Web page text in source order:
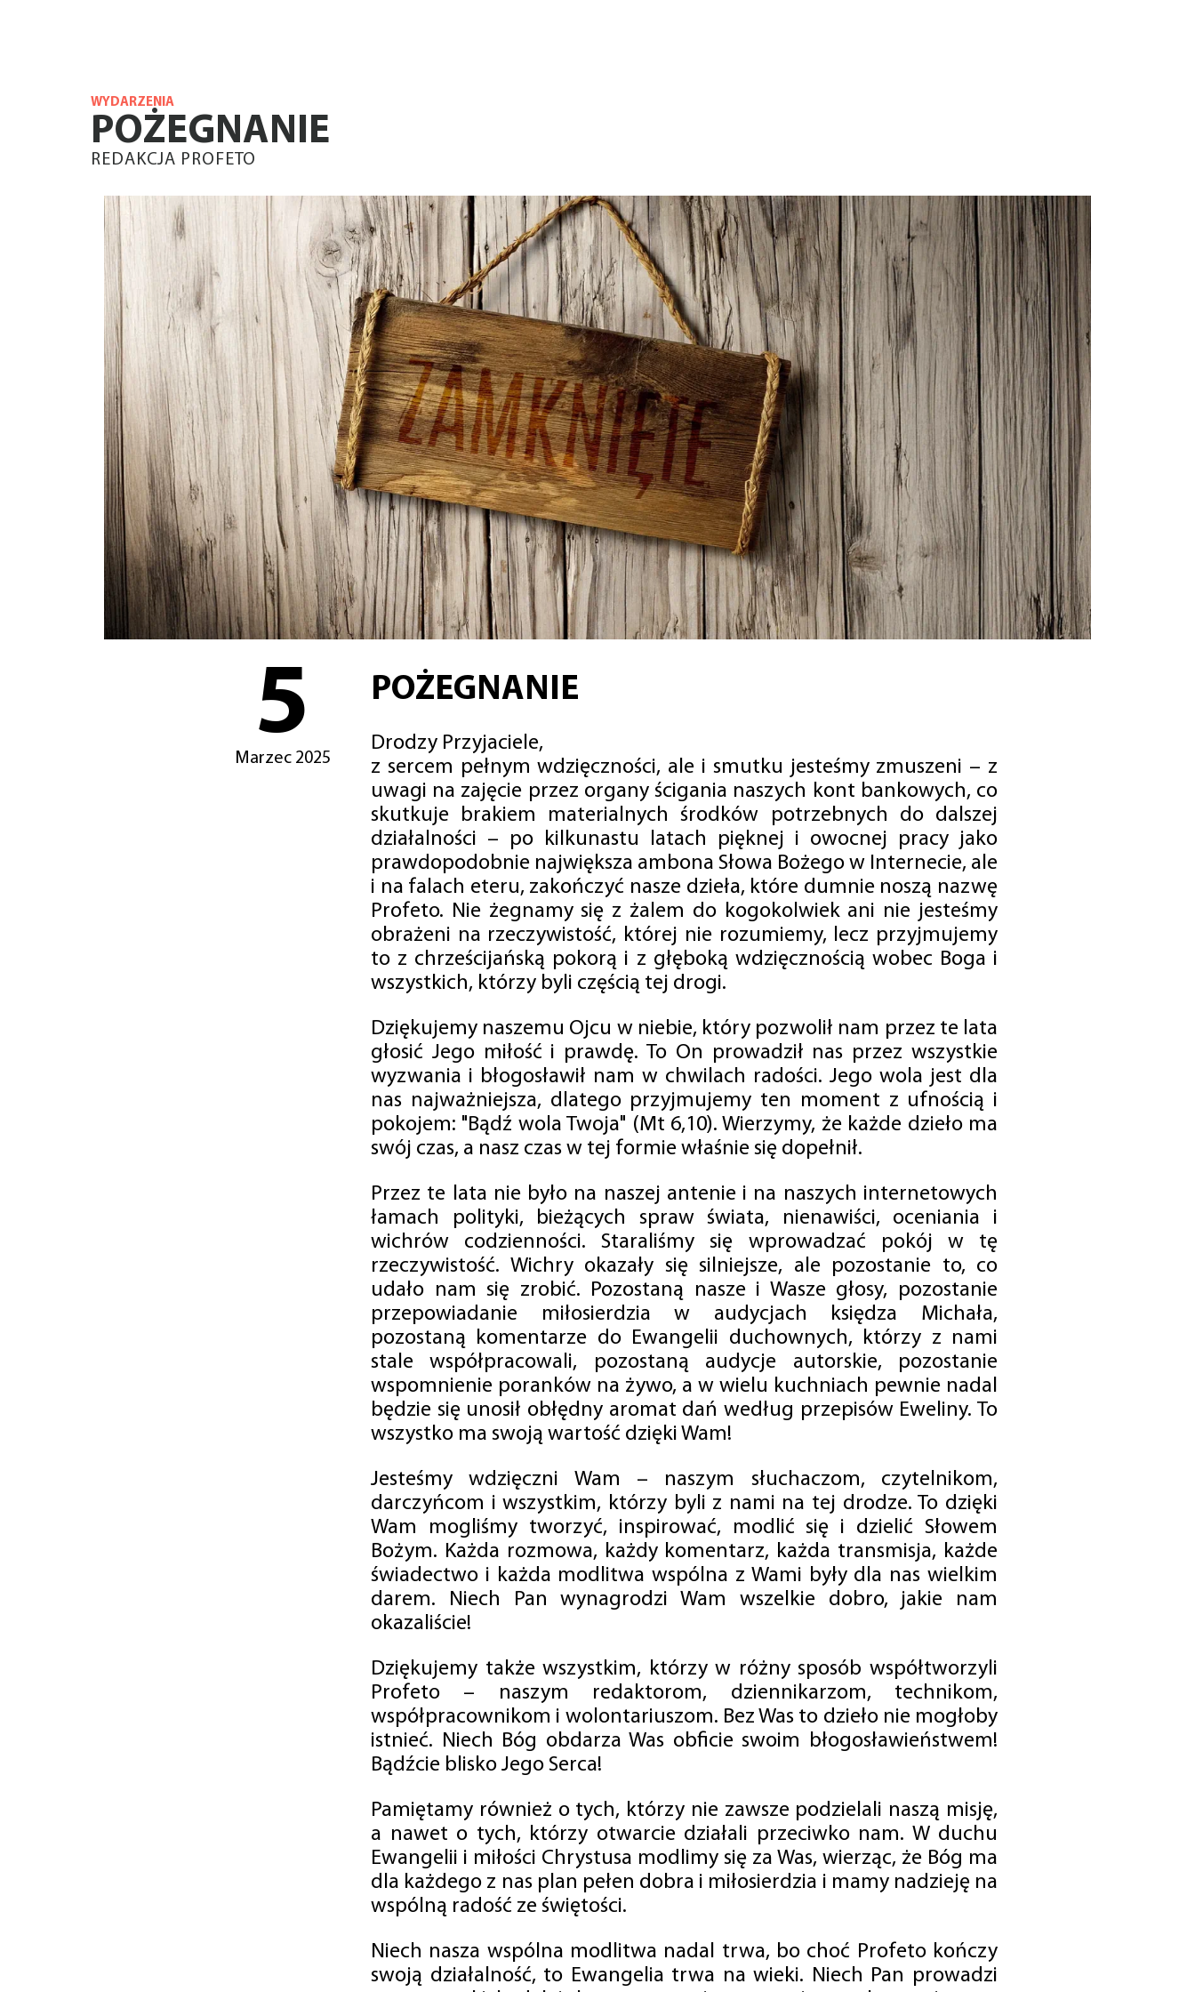
WYDARZENIA
POŻEGNANIE
REDAKCJA PROFETO
5
Marzec 2025
POŻEGNANIE
Drodzy Przyjaciele,
z sercem pełnym wdzięczności, ale i smutku jesteśmy zmuszeni – z
uwagi na zajęcie przez organy ścigania naszych kont bankowych, co
skutkuje brakiem materialnych środków potrzebnych do dalszej
działalności – po kilkunastu latach pięknej i owocnej pracy jako
prawdopodobnie największa ambona Słowa Bożego w Internecie, ale
i na falach eteru, zakończyć nasze dzieła, które dumnie noszą nazwę
Profeto. Nie żegnamy się z żalem do kogokolwiek ani nie jesteśmy
obrażeni na rzeczywistość, której nie rozumiemy, lecz przyjmujemy
to z chrześcijańską pokorą i z głęboką wdzięcznością wobec Boga i
wszystkich, którzy byli częścią tej drogi.
Dziękujemy naszemu Ojcu w niebie, który pozwolił nam przez te lata
głosić Jego miłość i prawdę. To On prowadził nas przez wszystkie
wyzwania i błogosławił nam w chwilach radości. Jego wola jest dla
nas najważniejsza, dlatego przyjmujemy ten moment z ufnością i
pokojem: "Bądź wola Twoja" (Mt 6,10). Wierzymy, że każde dzieło ma
swój czas, a nasz czas w tej formie właśnie się dopełnił.
Przez te lata nie było na naszej antenie i na naszych internetowych
łamach polityki, bieżących spraw świata, nienawiści, oceniania i
wichrów codzienności. Staraliśmy się wprowadzać pokój w tę
rzeczywistość. Wichry okazały się silniejsze, ale pozostanie to, co
udało nam się zrobić. Pozostaną nasze i Wasze głosy, pozostanie
przepowiadanie miłosierdzia w audycjach księdza Michała,
pozostaną komentarze do Ewangelii duchownych, którzy z nami
stale współpracowali, pozostaną audycje autorskie, pozostanie
wspomnienie poranków na żywo, a w wielu kuchniach pewnie nadal
będzie się unosił obłędny aromat dań według przepisów Eweliny. To
wszystko ma swoją wartość dzięki Wam!
Jesteśmy wdzięczni Wam – naszym słuchaczom, czytelnikom,
darczyńcom i wszystkim, którzy byli z nami na tej drodze. To dzięki
Wam mogliśmy tworzyć, inspirować, modlić się i dzielić Słowem
Bożym. Każda rozmowa, każdy komentarz, każda transmisja, każde
świadectwo i każda modlitwa wspólna z Wami były dla nas wielkim
darem. Niech Pan wynagrodzi Wam wszelkie dobro, jakie nam
okazaliście!
Dziękujemy także wszystkim, którzy w różny sposób współtworzyli
Profeto – naszym redaktorom, dziennikarzom, technikom,
współpracownikom i wolontariuszom. Bez Was to dzieło nie mogłoby
istnieć. Niech Bóg obdarza Was obficie swoim błogosławieństwem!
Bądźcie blisko Jego Serca!
Pamiętamy również o tych, którzy nie zawsze podzielali naszą misję,
a nawet o tych, którzy otwarcie działali przeciwko nam. W duchu
Ewangelii i miłości Chrystusa modlimy się za Was, wierząc, że Bóg ma
dla każdego z nas plan pełen dobra i miłosierdzia i mamy nadzieję na
wspólną radość ze świętości.
Niech nasza wspólna modlitwa nadal trwa, bo choć Profeto kończy
swoją działalność, to Ewangelia trwa na wieki. Niech Pan prowadzi